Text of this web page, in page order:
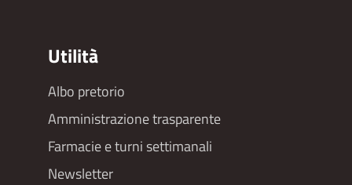
Utilità
Footer
menu
Albo pretorio
Amministrazione trasparente
Farmacie e turni settimanali
Newsletter